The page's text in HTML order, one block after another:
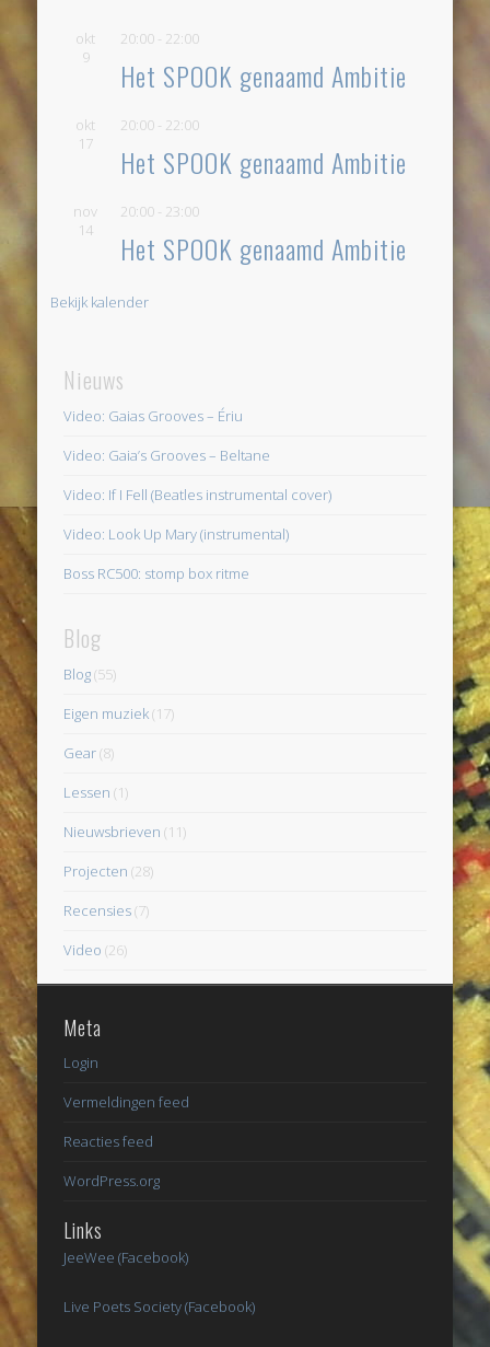
okt
9
20:00 - 22:00
Het SPOOK genaamd Ambitie
okt
17
20:00 - 22:00
Het SPOOK genaamd Ambitie
nov
14
20:00 - 23:00
Het SPOOK genaamd Ambitie
Bekijk kalender
Nieuws
Video: Gaias Grooves – Ériu
Video: Gaia’s Grooves – Beltane
Video: If I Fell (Beatles instrumental cover)
Video: Look Up Mary (instrumental)
Boss RC500: stomp box ritme
Blog
Blog(55)
Eigen muziek(17)
Gear(8)
Lessen (1)
Nieuwsbrieven (11)
Projecten (28)
Recensies(7)
Video (26)
Meta
Login
Vermeldingen feed
Reacties feed
WordPress.org
Links
JeeWee (Facebook)
Live Poets Society (Facebook)